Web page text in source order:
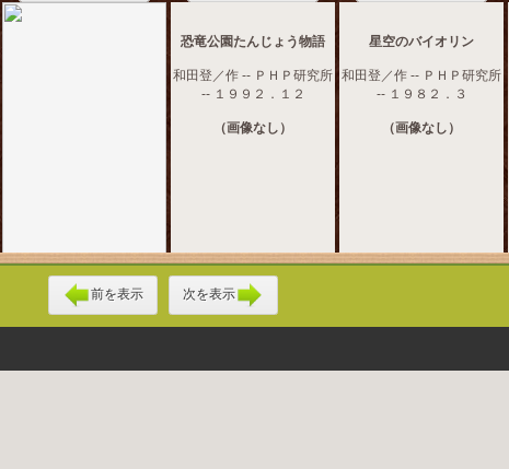
恐竜公園たんじょう物語
和田登／作 -- ＰＨＰ研究所
-- １９９２．１２
（画像なし）
星空のバイオリン
和田登／作 -- ＰＨＰ研究所
-- １９８２．３
（画像なし）
前を表示 次を表示